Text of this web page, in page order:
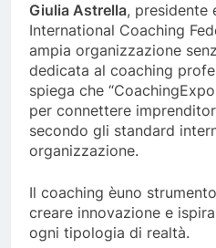
Giulia Astrella, presidente
International Coaching
ampia organizzazione
dedicata al coaching
spiega che
per connettere
secondo gli standard
organizzazione.
Il coaching èuno
creare innovazione e
ogni tipologia di realtà.